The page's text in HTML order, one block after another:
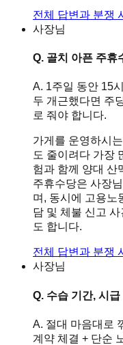
전체 답변과 분쟁
사장님
Q. 골치 아픈 주휴
A. 1주일 동안 15
두 개근했다면 주
로 줘야 합니다.
가게를 운영하시
도 줄이려다 가장
험과 함께 양대 산
주휴수당은 사장
며, 동시에 고용노
담 및 체불 신고
도 합니다.
전체 답변과 분쟁
사장님
Q. 수습 기간, 시
A. 절대 마음대로
계약 체결 + 단순